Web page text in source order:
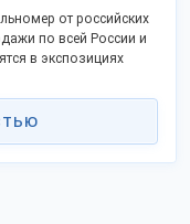
от российских
по всей России и
в экспозициях